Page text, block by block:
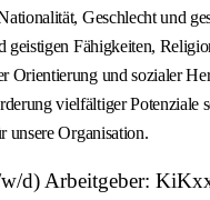
Geschlecht und
geistigen Fähigkeiten,
Orientierung und sozialer
vielfältiger Potenziale
unsere Organisation.
w/d) Arbeitgeber: